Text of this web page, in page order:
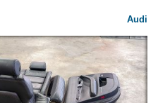
Audi